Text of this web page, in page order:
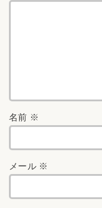
名前 ※
メール ※